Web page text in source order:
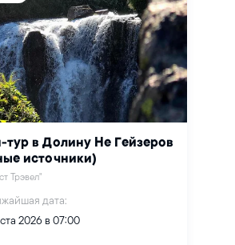
в Долину Не Гейзеров
источники)
Трэвел"
дата:
2026 в 07:00